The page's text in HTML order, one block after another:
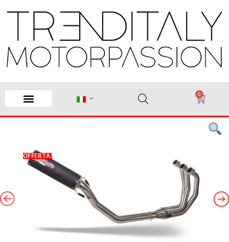
0
OFFERTA!